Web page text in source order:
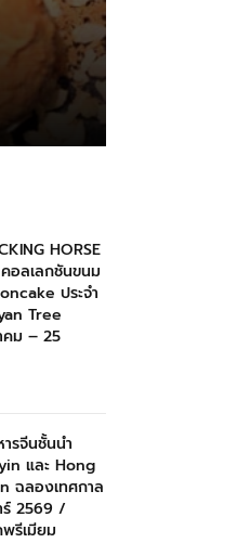
HORSE
คอลเลกชันขนม
ประจำ
Tree
คม – 25
รจีนชั้นนำ
และ Hong
ฉลองเทศกาล
ร์ 2569 /
รีเมียม